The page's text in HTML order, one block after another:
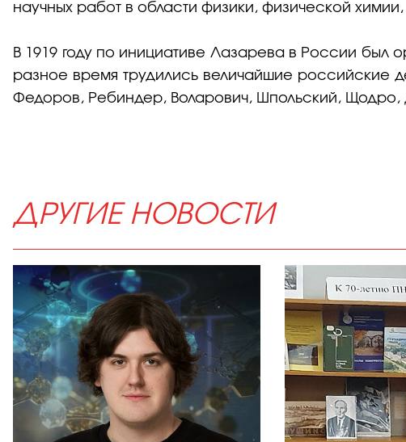
научных работ в области физики, физической
В 1919 году по инициативе Лазарева в России был
разное время трудились величайшие российские
Федоров, Ребиндер, Воларович, Шпольский, Щодро,
ДРУГИЕ НОВОСТИ